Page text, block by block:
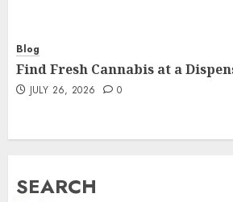
Blog
Find Fresh Cannabis at a
JULY 26, 2026 0
SEARCH